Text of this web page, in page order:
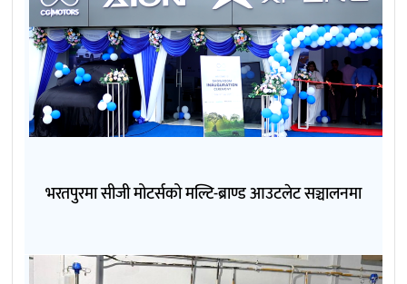
भरतपुरमा सीजी मोटर्सको मल्टि-ब्राण्ड आउटलेट सञ्चालनमा